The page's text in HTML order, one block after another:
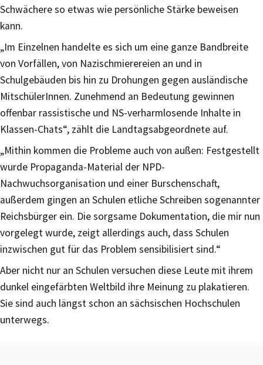
Schwächere so etwas wie persönliche Stärke beweisen
kann.
„Im Einzelnen handelte es sich um eine ganze Bandbreite
von Vorfällen, von Nazischmierereien an und in
Schulgebäuden bis hin zu Drohungen gegen ausländische
MitschülerInnen. Zunehmend an Bedeutung gewinnen
offenbar rassistische und NS-verharmlosende Inhalte in
Klassen-Chats“, zählt die Landtagsabgeordnete auf.
„Mithin kommen die Probleme auch von außen: Festgestellt
wurde Propaganda-Material der NPD-
Nachwuchsorganisation und einer Burschenschaft,
außerdem gingen an Schulen etliche Schreiben sogenannter
Reichsbürger ein. Die sorgsame Dokumentation, die mir nun
vorgelegt wurde, zeigt allerdings auch, dass Schulen
inzwischen gut für das Problem sensibilisiert sind.“
Aber nicht nur an Schulen versuchen diese Leute mit ihrem
dunkel eingefärbten Weltbild ihre Meinung zu plakatieren.
Sie sind auch längst schon an sächsischen Hochschulen
unterwegs.